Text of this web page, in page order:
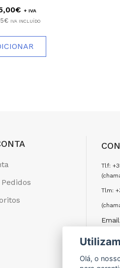
+ IVA
IVA INCLUÍDO
Tlf:
Tlm:
Olá, o